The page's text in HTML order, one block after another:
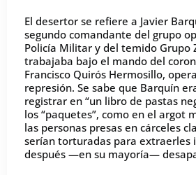
El desertor se refiere a Javier
segundo comandante del grupo
Policía Militar y del temido Grupo
trabajaba bajo el mando del
Francisco Quirós Hermosillo,
represión. Se sabe que Barquín
registrar en “un libro de pastas
los “paquetes”, como en el argot
las personas presas en cárceles
serían torturadas para extraerles
después —en su mayoría—